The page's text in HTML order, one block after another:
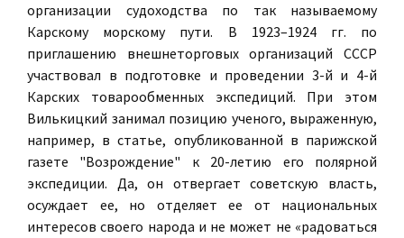
организации судоходства по так называемому
Карскому морскому пути. В 1923–1924 гг. по
приглашению внешнеторговых организаций СССР
участвовал в подготовке и проведении 3-й и 4-й
Карских товарообменных экспедиций. При этом
Вилькицкий занимал позицию ученого, выраженную,
например, в статье, опубликованной в парижской
газете "Возрождение" к 20-летию его полярной
экспедиции. Да, он отвергает советскую власть,
осуждает ее, но отделяет ее от национальных
интересов своего народа и не может не «радоваться